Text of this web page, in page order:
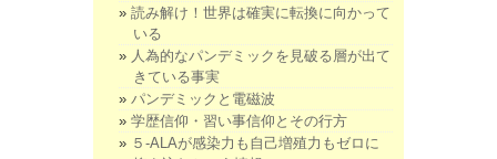
読み解け！世界は確実に転換に向かって
いる
人為的なパンデミックを見破る層が出て
きている事実
パンデミックと電磁波
学歴信仰・習い事信仰とその行方
５-ALAが感染力も自己増殖力もゼロに